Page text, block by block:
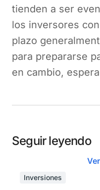
tienden a ser
los inversores
plazo
para prepararse
en cambio,
Seguir leyendo
Inversiones